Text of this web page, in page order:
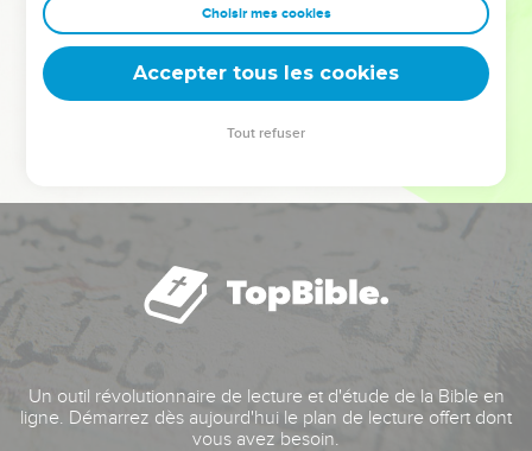
clés pour avancer avec plus de sagesse afin que leurs erreurs
deviennent vos tremplins. Que vous guidiez un ministère, une
équipe, un groupe ou une famille, leur expérience est faite
Un outil révolutionnaire de lecture et d'étude de la Bible en
ligne. Démarrez dès aujourd'hui le plan de lecture offert dont
vous avez besoin.
Choisir mes cookies
Accepter tous les cookies
Tout refuser